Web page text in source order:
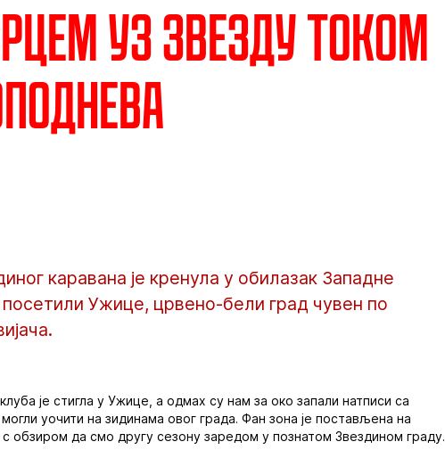
уз Звезду током
каравана је кренула у обилазак Западне
Ужице, црвено-бели град чувен по
је стигла у Ужице, а одмах су нам за око запали натписи са
уочити на зидинама овог града. Фан зона је постављена на
обзиром да смо другу сезону заредом у познатом Звездином граду.